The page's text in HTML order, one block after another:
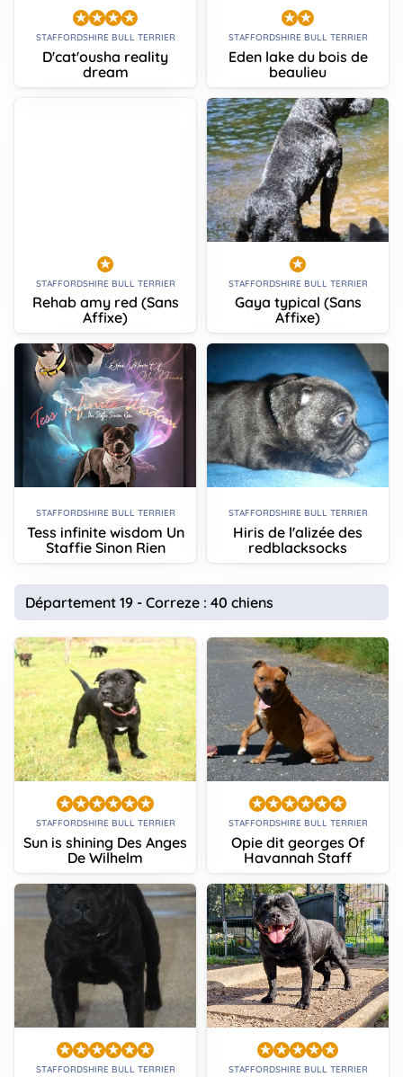
STAFFORDSHIRE BULL TERRIER
D'cat'ousha reality
dream
STAFFORDSHIRE BULL TERRIER
Eden lake du bois de
beaulieu
STAFFORDSHIRE BULL TERRIER
Rehab amy red (Sans
Affixe)
STAFFORDSHIRE BULL TERRIER
Gaya typical (Sans
Affixe)
STAFFORDSHIRE BULL TERRIER
Tess infinite wisdom Un
Staffie Sinon Rien
STAFFORDSHIRE BULL TERRIER
Hiris de l'alizée des
redblacksocks
Département 19 - Correze : 40 chiens
STAFFORDSHIRE BULL TERRIER
Sun is shining Des Anges
De Wilhelm
STAFFORDSHIRE BULL TERRIER
Opie dit georges Of
Havannah Staff
STAFFORDSHIRE BULL TERRIER STAFFORDSHIRE BULL TERRIER